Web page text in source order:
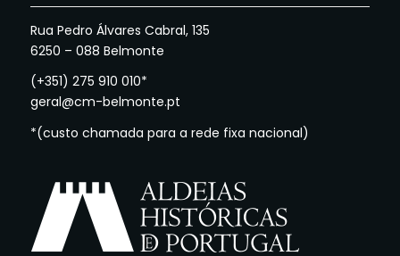
Rua Pedro Álvares Cabral, 135
6250 – 088 Belmonte
(+351) 275 910 010*
geral@cm-belmonte.pt
*(custo chamada para a rede fixa nacional)